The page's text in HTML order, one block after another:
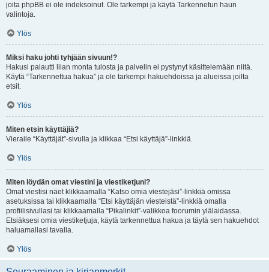
joita phpBB ei ole indeksoinut. Ole tarkempi ja käytä Tarkennetun haun
valintoja.
Ylös
Miksi haku johti tyhjään sivuun!?
Hakusi palautti liian monta tulosta ja palvelin ei pystynyt käsittelemään niitä.
Käytä “Tarkennettua hakua” ja ole tarkempi hakuehdoissa ja alueissa joilta
etsit.
Ylös
Miten etsin käyttäjiä?
Vieraile “Käyttäjät”-sivulla ja klikkaa “Etsi käyttäjä”-linkkiä.
Ylös
Miten löydän omat viestini ja viestiketjuni?
Omat viestisi näet klikkaamalla “Katso omia viestejäsi”-linkkiä omissa
asetuksissa tai klikkaamalla “Etsi käyttäjän viesteistä”-linkkiä omalla
profiilisivullasi tai klikkaamalla “Pikalinkit”-valikkoa foorumin ylälaidassa.
Etsiäksesi omia viestiketjuja, käytä tarkennettua hakua ja täytä sen hakuehdot
haluamallasi tavalla.
Ylös